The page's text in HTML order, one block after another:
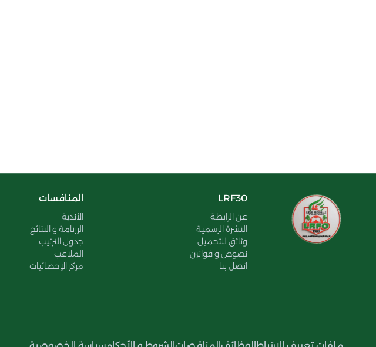
LRF30
عن الرابطة
النشرة الرسمية
وثائق للتحميل
نصوص و قوانين
اتصل بنا
المنافسات
الأندية
الرزنامة و النتائج
جدول الترتيب
الملاعب
مركز الإحصائيات